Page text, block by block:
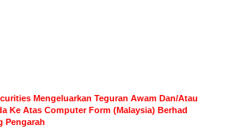
Mengeluarkan Teguran Awam Dan/Atau
Ke Atas Computer Form (Malaysia) Berhad
Pengarah